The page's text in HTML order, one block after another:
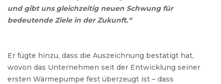
und gibt uns gleichzeitig neuen Schwung für
bedeutende Ziele in der Zukunft.“
Er fügte hinzu, dass die Auszeichnung bestätigt hat,
wovon das Unternehmen seit der Entwicklung seiner
ersten Wärmepumpe fest überzeugt ist – dass